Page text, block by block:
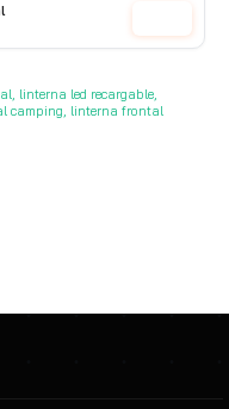
linterna led recargable,
camping, linterna frontal